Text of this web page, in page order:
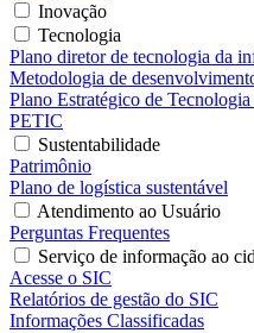
Inovação
Tecnologia
Plano diretor de tecnologia da
Metodologia de
Plano Estratégico de
PETIC
Sustentabilidade
Patrimônio
Plano de logística sustentável
Atendimento ao Usuário
Perguntas Frequentes
Serviço de informação ao
Acesse o SIC
Relatórios de gestão do SIC
Informações Classificadas